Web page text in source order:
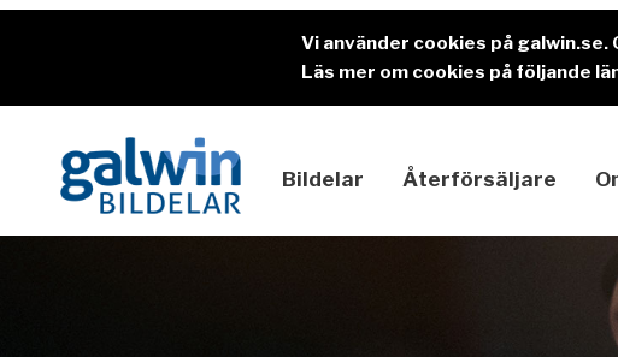
Vi använder cookies på
Läs mer om cookies på följande
Bildelar Återförsäljare